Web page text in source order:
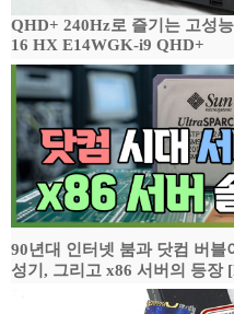
QHD+ 240Hz로 즐기는 고성
16 HX E14WGK-i9 QHD+
90년대 인터넷 붐과 닷컴 버블
성기, 그리고 x86 서버의 등장